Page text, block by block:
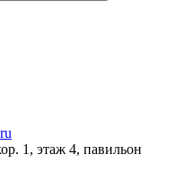
1, этаж 4, павильон